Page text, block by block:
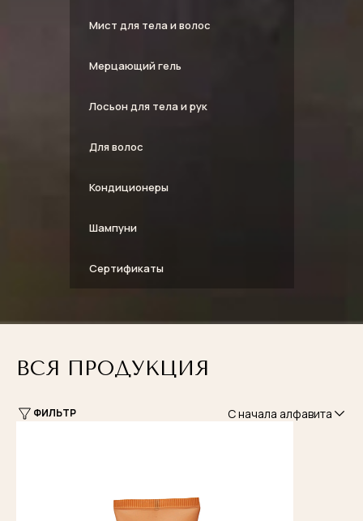
Мист для тела и волос
Мерцающий гель
Лосьон для тела и рук
Для волос
Кондиционеры
Шампуни
Сертификаты
ВСЯ ПРОДУКЦИЯ
ФИЛЬТР С начала алфавита